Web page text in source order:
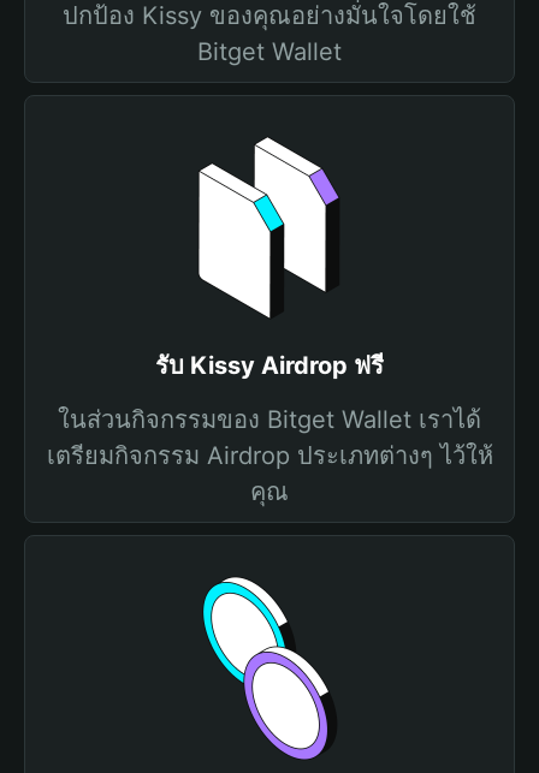
ปกป้อง Kissy ของคุณอย่างมั่นใจโดยใช้
Bitget Wallet
รับ Kissy Airdrop ฟรี
ในส่วนกิจกรรมของ Bitget Wallet เราได้
เตรียมกิจกรรม Airdrop ประเภทต่างๆ ไว้ให้
คุณ